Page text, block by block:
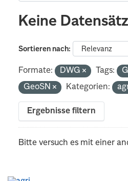
Keine
Sortieren nach
Formate: DWG Tags:
GeoSN
Kategorien:
Ergebnisse filtern
Bitte versuch es mit einer